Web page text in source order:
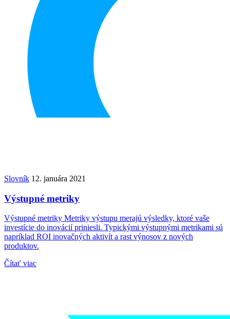
Slovník 12. januára 2021
Výstupné metriky
Výstupné metriky Metriky výstupu merajú výsledky, ktoré vaše
investície do inovácií priniesli. Typickými výstupnými metrikami sú
napríklad ROI inovačných aktivít a rast výnosov z nových
produktov.
Čítať viac